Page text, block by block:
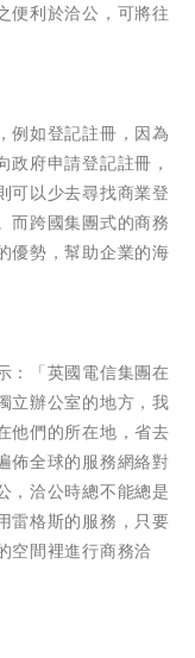
便利於洽公，可將往
例如登記註冊，因為
府申請登記註冊，
可以少去尋找商業登
而跨國集團式的商務
優勢，幫助企業的海
：「英國電信集團在
立辦公室的地方，我
他們的所在地，省去
佈全球的服務網絡對
，洽公時總不能總是
雷格斯的服務，只要
空間裡進行商務洽